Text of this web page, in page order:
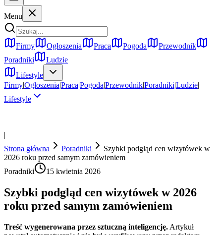
Menu
Firmy Ogłoszenia Praca Pogoda
Przewodnik
Poradniki
Ludzie
Lifestyle
Firmy|Ogłoszenia|Praca|Pogoda|Przewodnik|Poradniki|Ludzie|
Lifestyle
|
Strona główna
Poradniki
Szybki podgląd cen wizytówek w
2026 roku przed samym zamówieniem
Poradniki
15 kwietnia 2026
Szybki podgląd cen wizytówek w 2026
roku przed samym zamówieniem
Treść wygenerowana przez sztuczną inteligencję. Artykuł